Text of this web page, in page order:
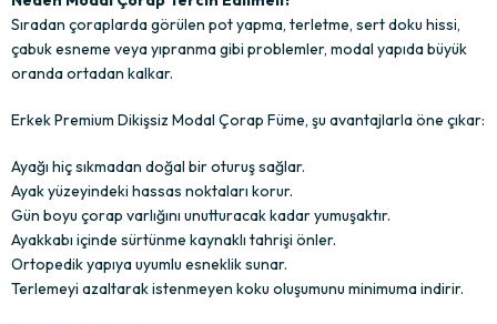
Sıradan çoraplarda görülen pot yapma, terletme, sert doku hissi,
çabuk esneme veya yıpranma gibi problemler, modal yapıda büyük
oranda ortadan kalkar.
Erkek Premium Dikişsiz Modal Çorap Füme, şu avantajlarla öne çıkar:
Ayağı hiç sıkmadan doğal bir oturuş sağlar.
Ayak yüzeyindeki hassas noktaları korur.
Gün boyu çorap varlığını unutturacak kadar yumuşaktır.
Ayakkabı içinde sürtünme kaynaklı tahrişi önler.
Ortopedik yapıya uyumlu esneklik sunar.
Terlemeyi azaltarak istenmeyen koku oluşumunu minimuma indirir.